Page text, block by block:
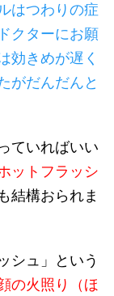
はつわりの症
クターにお願
効きめが遅く
がだんだんと
ていればいい
ホットフラッシ
結構おられま
シュ」という
の火照り（ほ